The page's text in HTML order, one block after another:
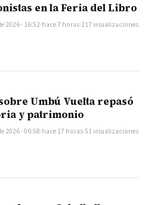
en la Feria del Libro
2026 · 16:52·hace 7 horas·217 visualizaciones
Umbú Vuelta repasó
y patrimonio
2026 · 06:58·hace 17 horas·51 visualizaciones